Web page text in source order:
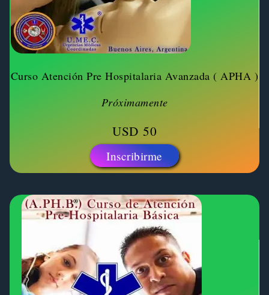
Curso Atención Pre Hospitalaria Avanzada ( APHA )
Próximamente
USD 50
Inscribirme